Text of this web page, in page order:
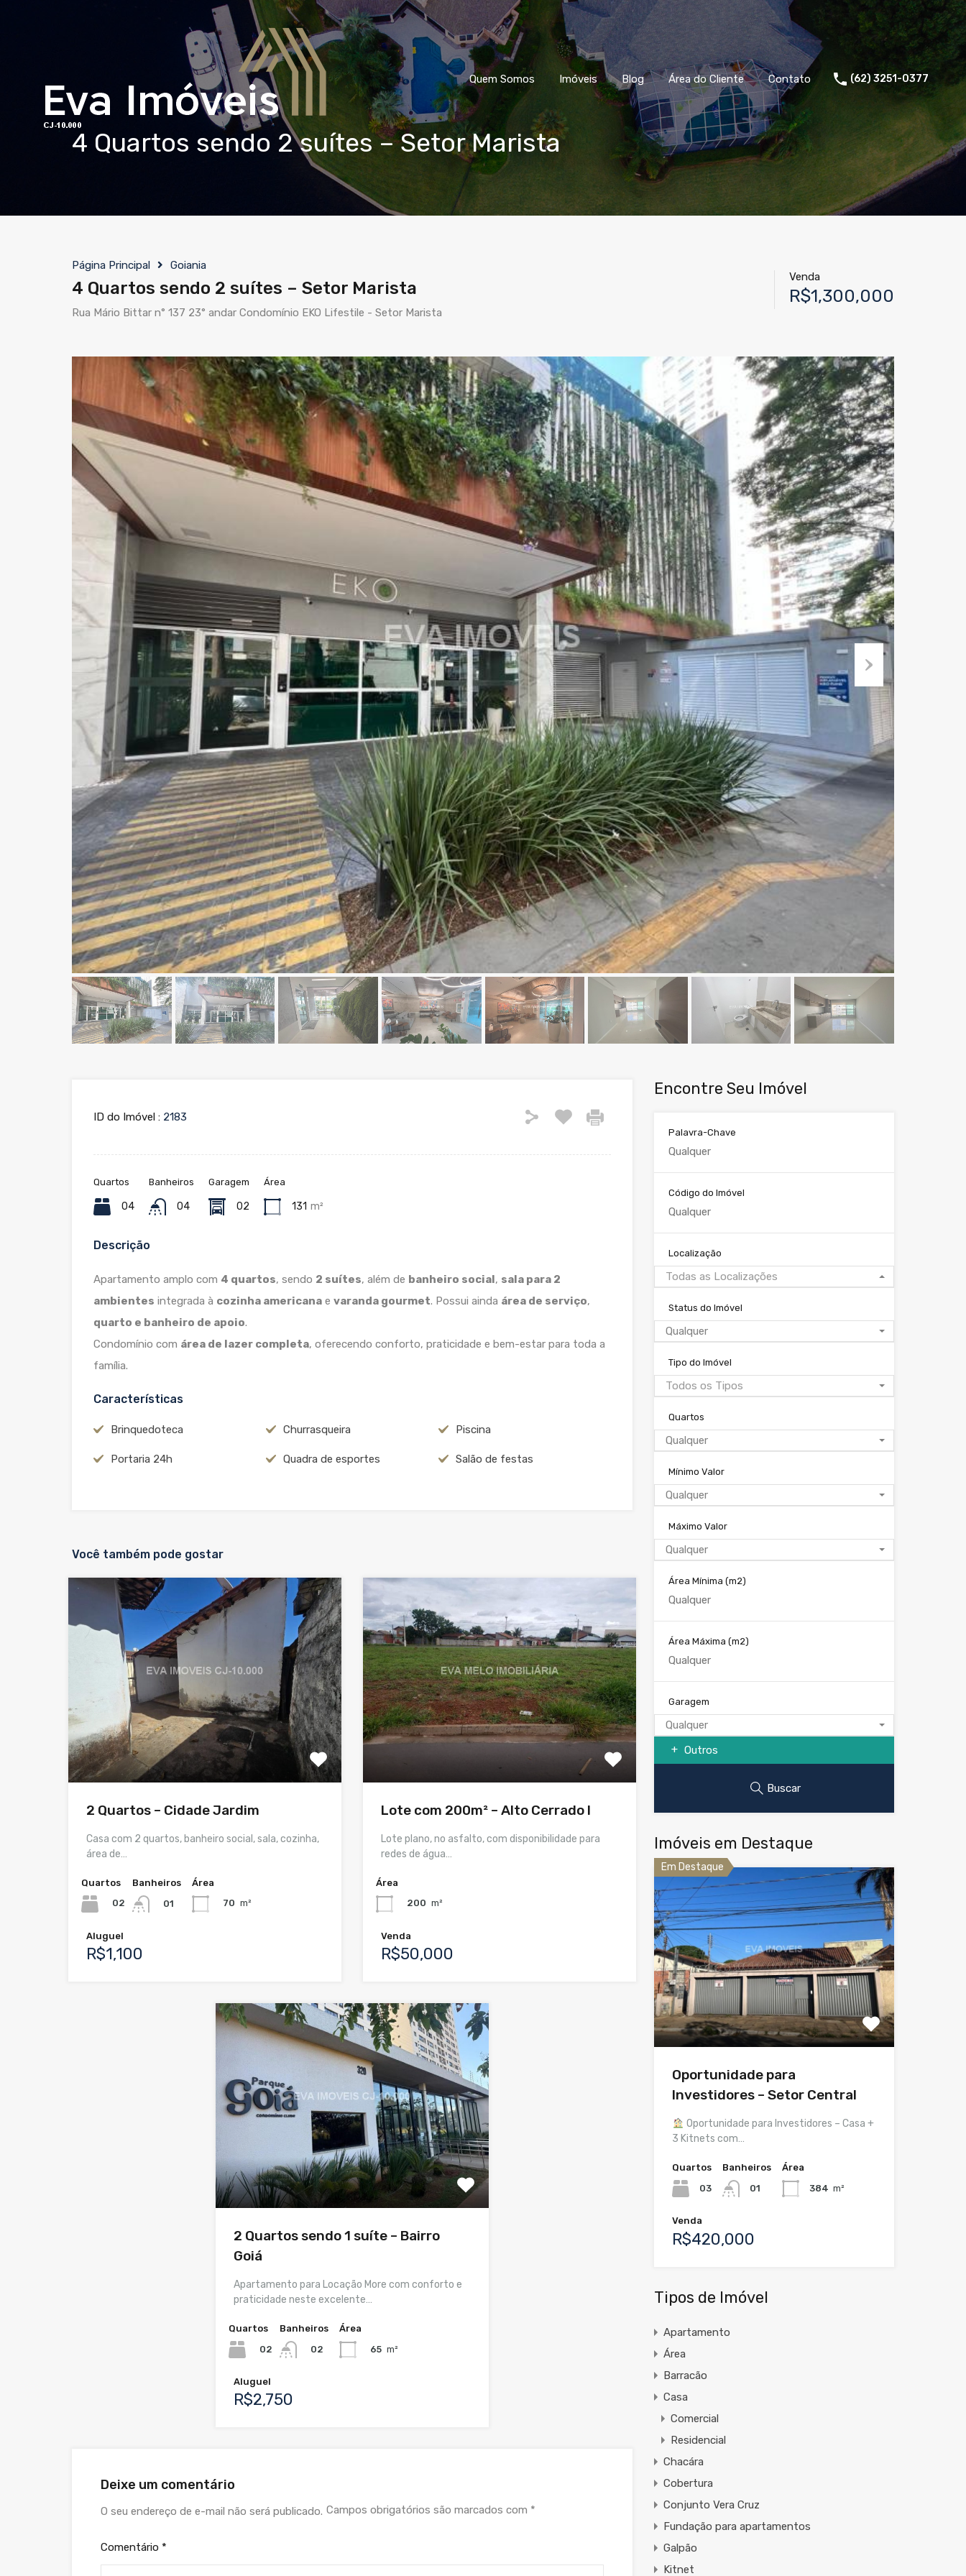
Quem Somos Imóveis Blog Área do Cliente Contato (62) 3251-0377
4 Quartos sendo 2 suítes – Setor Marista
Página Principal Goiania
4 Quartos sendo 2 suítes – Setor Marista
Rua Mário Bittar n° 137 23° andar Condomínio EKO Lifestile - Setor Marista
Venda
R$1,300,000
ID do Imóvel : 2183
Quartos
04
Banheiros
04
Garagem
02
Área
131 m²
Descrição
Apartamento amplo com 4 quartos, sendo 2 suítes, além de banheiro social, sala para 2
ambientes integrada à cozinha americana e varanda gourmet. Possui ainda área de serviço,
quarto e banheiro de apoio.
Condomínio com área de lazer completa, oferecendo conforto, praticidade e bem-estar para toda a
família.
Características
Brinquedoteca Churrasqueira Piscina
Portaria 24h Quadra de esportes Salão de festas
Você também pode gostar
2 Quartos – Cidade Jardim
Casa com 2 quartos, banheiro social, sala, cozinha,
área de…
Quartos
02
Banheiros
01
Área
70 m²
Aluguel
R$1,100
Lote com 200m² – Alto Cerrado I
Lote plano, no asfalto, com disponibilidade para
redes de água…
Área
200 m²
Venda
R$50,000
2 Quartos sendo 1 suíte – Bairro
Goiá
Apartamento para Locação More com conforto e
praticidade neste excelente…
Quartos
02
Banheiros
02
Área
65 m²
Aluguel
R$2,750
Deixe um comentário
O seu endereço de e-mail não será publicado. Campos obrigatórios são marcados com *
Comentário *
Encontre Seu Imóvel
Palavra-Chave
Código do Imóvel
Localização
Todas as Localizações
Status do Imóvel
Qualquer
Tipo do Imóvel
Todos os Tipos
Quartos
Qualquer
Mínimo Valor
Qualquer
Máximo Valor
Qualquer
Área Mínima (m2)
Área Máxima (m2)
Garagem
Qualquer
Outros
Buscar
Imóveis em Destaque
Em Destaque
Oportunidade para
Investidores – Setor Central
Oportunidade para Investidores – Casa +
3 Kitnets com…
Quartos
03
Banheiros
01
Área
384 m²
Venda
R$420,000
Tipos de Imóvel
Apartamento
Área
Barracão
Casa
Comercial
Residencial
Chacára
Cobertura
Conjunto Vera Cruz
Fundação para apartamentos
Galpão
Kitnet